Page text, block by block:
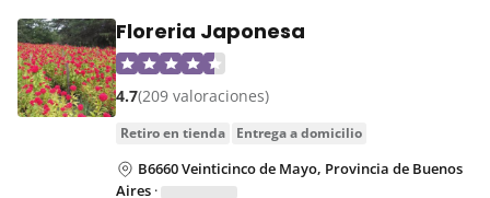
Floreria Japonesa
4.7(209 valoraciones)
retiro en tienda entrega a domicilio
B6660 Veinticinco de Mayo, Provincia de Buenos
Aires ·